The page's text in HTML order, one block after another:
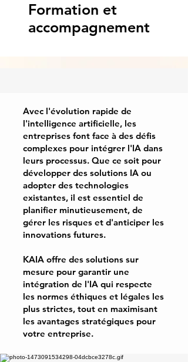
Formation et
accompagnement
Avec l'évolution rapide de
l'intelligence artificielle, les
entreprises font face à des défis
complexes pour intégrer l'IA dans
leurs processus. Que ce soit pour
développer des solutions IA ou
adopter des technologies
existantes, il est essentiel de
planifier minutieusement, de
gérer les risques et d'anticiper les
innovations futures.
KAIA offre des solutions sur
mesure pour garantir une
intégration de l'IA qui respecte
les normes éthiques et légales les
plus strictes, tout en maximisant
les avantages stratégiques pour
votre entreprise.